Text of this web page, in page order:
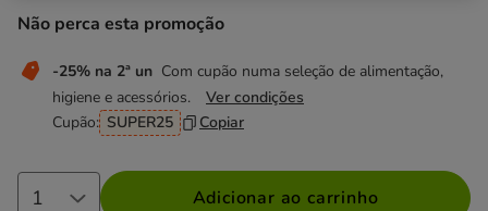
Não perca esta promoção
-25% na 2ª un Com cupão numa seleção de alimentação,
higiene e acessórios.
Ver condições
Cupão: SUPER25 Copiar
Adicionar ao carrinho